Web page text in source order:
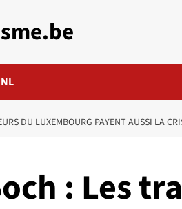
NL
DU LUXEMBOURG PAYENT AUSSI LA
: Les